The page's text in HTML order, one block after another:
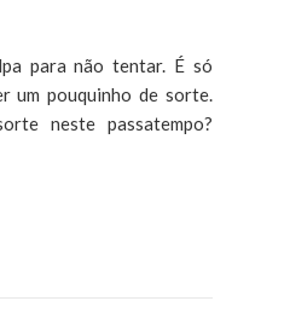
para não tentar. É só
um pouquinho de sorte.
neste passatempo?